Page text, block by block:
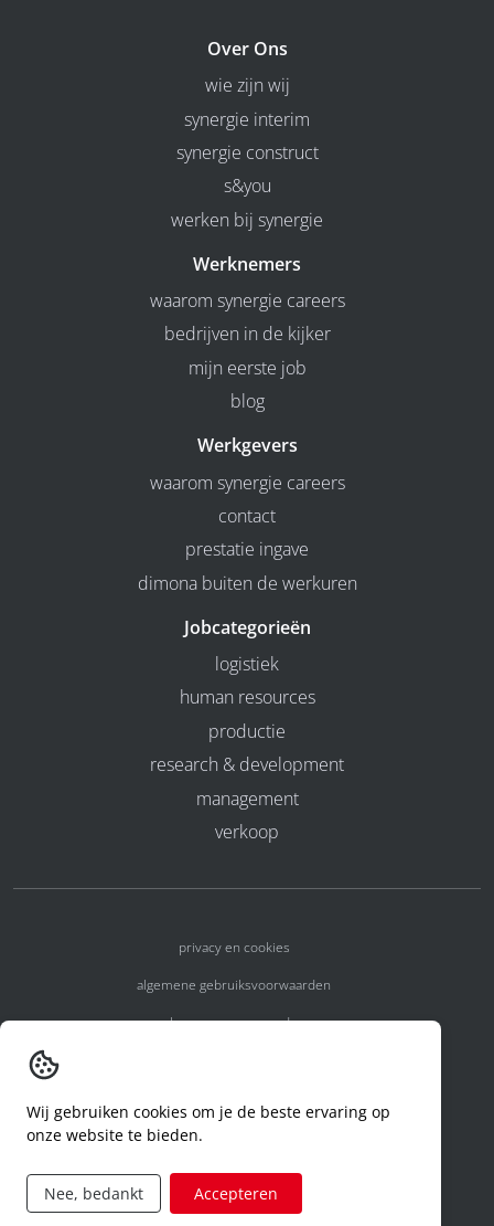
Over Ons
wie zijn wij
synergie interim
synergie construct
s&you
werken bij synergie
Werknemers
waarom synergie careers
bedrijven in de kijker
mijn eerste job
blog
Werkgevers
waarom synergie careers
contact
prestatie ingave
dimona buiten de werkuren
Jobcategorieën
logistiek
human resources
productie
research & development
management
verkoop
privacy en cookies
algemene gebruiksvoorwaarden
algemene voorwaarden
code of conduct
aanvraag rechten ivm privacy
Wij gebruiken cookies om je de beste ervaring op
onze website te bieden.
Nee, bedankt Accepteren